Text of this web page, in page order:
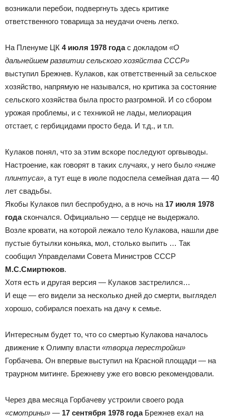
возникали перебои, подвергнуть здесь критике
ответственного товарища за неудачи очень легко.
На Пленуме ЦК 4 июля 1978 годас докладом «О
дальнейшем развитии сельского хозяйства СССР»
выступил Брежнев. Кулаков, как ответственный за сельское
хозяйство, напрямую не назывался, но критика за состояние
сельского хозяйства была просто разгромной. И со сбором
урожая проблемы, и с техникой не лады, мелиорация
отстает, с гербицидами просто беда. И т.д., и т.п.
Кулаков понял, что за этим вскоре последуют оргвыводы.
Настроение, как говорят в таких случаях, у него было «ниже
плинтуса», а тут еще в июле подоспела семейная дата — 40
лет свадьбы.
Якобы Кулаков пил беспробудно, а в ночь на 17 июля 1978
годаскончался. Официально — сердце не выдержало.
Возле кровати, на которой лежало тело Кулакова, нашли две
пустые бутылки коньяка, мол, столько выпить … Так
сообщил Управделами Совета Министров СССР
М.С.Смиртюков.
Хотя есть и другая версия — Кулаков застрелился…
И еще — его видели за несколько дней до смерти, выглядел
хорошо, собирался поехать на дачу к семье.
Интересным будет то, что со смертью Кулакова началось
движение к Олимпу власти «творца перестройки»
Горбачева. Он впервые выступил на Красной площади — на
траурном митинге. Брежневу уже его вовсю рекомендовали.
Через два месяца Горбачеву устроили своего рода
«смотрины» — 17 сентября 1978 годаБрежнев ехал на